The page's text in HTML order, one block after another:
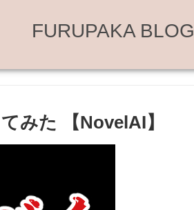
FURUPAKA BLOG
みた 【NovelAI】